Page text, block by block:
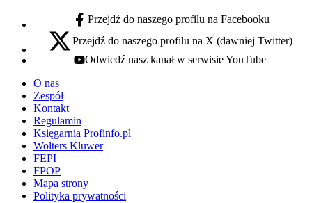
facebook - otwiera się w nowej karcie
Przejdź do naszego profilu na Facebooku
x - otwiera się w nowej karcie
Przejdź do naszego profilu na X (dawniej Twitter)
youtube - otwiera się w nowej karcie
Odwiedź nasz kanał w serwisie YouTube
O nas
Zespół
Kontakt
Regulamin
Księgarnia Profinfo.pl
Wolters Kluwer
FEPI
FPOP
Mapa strony
Polityka prywatności